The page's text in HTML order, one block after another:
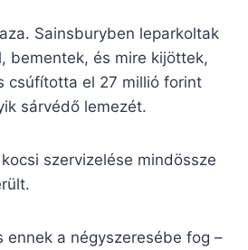
Sainsburyben leparkoltak
bementek, és mire kijöttek,
csúfította el 27 millió forint
sárvédő lemezét.
szervizelése mindössze
ennek a négyszeresébe fog –